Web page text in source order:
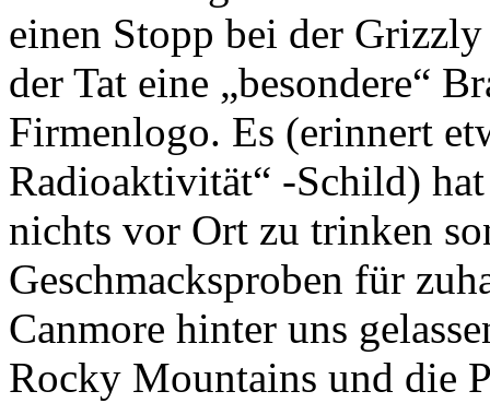
einen Stopp bei der
der Tat eine „besondere“
Firmenlogo. Es (erinnert
Radioaktivität“ -Schild) hat
nichts vor Ort zu trinken
Geschmacksproben für
Canmore hinter uns
Rocky Mountains und die